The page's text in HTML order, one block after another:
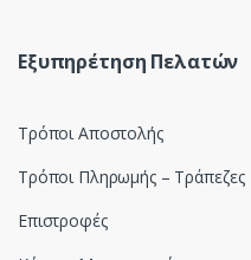
Εξυπηρέτηση Πελατών
Τρόποι Αποστολής
Τρόποι Πληρωμής – Τράπεζες
Επιστροφές